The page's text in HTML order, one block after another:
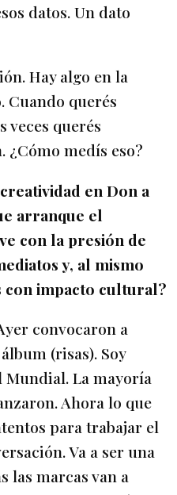
datos. Un dato
Hay algo en la
Cuando querés
veces querés
medís eso?
en Don a
arranque el
con la presión de
y, al mismo
impacto cultural?
convocaron a
(risas). Soy
La mayoría
Ahora lo que
para trabajar el
Va a ser una
las marcas van a